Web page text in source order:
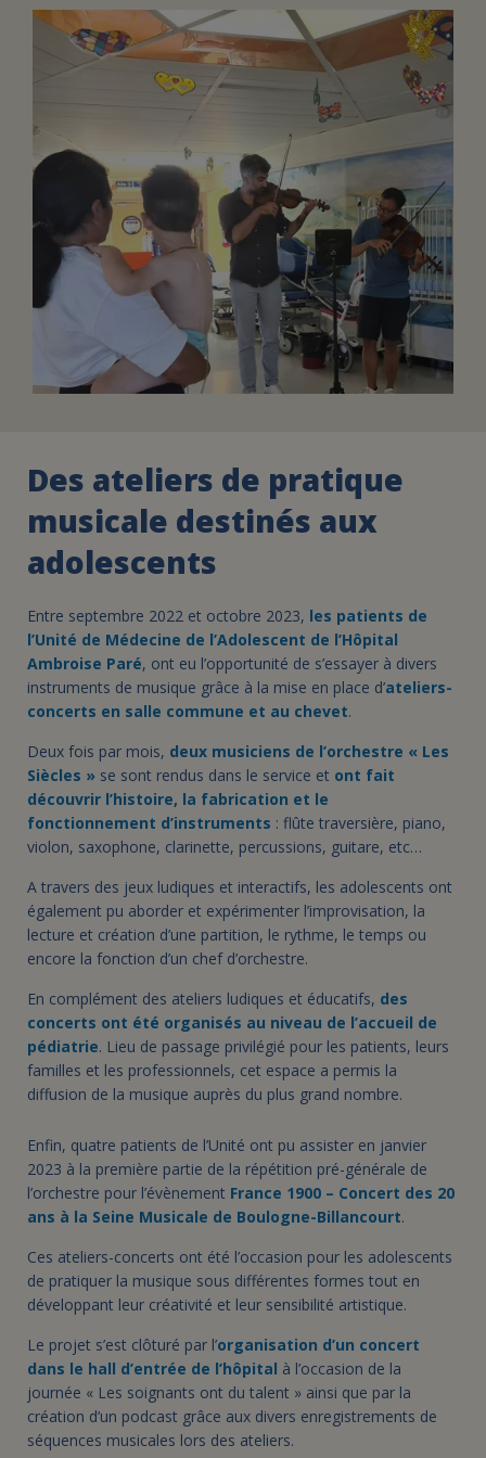
FAIRE UN DON
ASSURANCE VIE/LEGS
ESPACE PRESSE
JE DEVIENS
BÉNÉVOLE
DEVENIR
UN PETIT PRINCE
Des ateliers de pratique
musicale destinés aux
adolescents
Entre septembre 2022 et octobre 2023, les patients de
l’Unité de Médecine de l’Adolescent de l’Hôpital
Ambroise Paré, ont eu l’opportunité de s’essayer à divers
instruments de musique grâce à la mise en place d’ateliers-
concerts en salle commune et au chevet.
Deux fois par mois, deux musiciens de l’orchestre « Les
Siècles » se sont rendus dans le service et ont fait
découvrir l’histoire, la fabrication et le
fonctionnement d’instruments : flûte traversière, piano,
violon, saxophone, clarinette, percussions, guitare, etc…
A travers des jeux ludiques et interactifs, les adolescents ont
également pu aborder et expérimenter l’improvisation, la
lecture et création d’une partition, le rythme, le temps ou
encore la fonction d’un chef d’orchestre.
En complément des ateliers ludiques et éducatifs, des
concerts ont été organisés au niveau de l’accueil de
pédiatrie. Lieu de passage privilégié pour les patients, leurs
familles et les professionnels, cet espace a permis la
diffusion de la musique auprès du plus grand nombre.
Enfin, quatre patients de l’Unité ont pu assister en janvier
2023 à la première partie de la répétition pré-générale de
l’orchestre pour l’évènement France 1900 – Concert des 20
ans à la Seine Musicale de Boulogne-Billancourt.
Ces ateliers-concerts ont été l’occasion pour les adolescents
de pratiquer la musique sous différentes formes tout en
développant leur créativité et leur sensibilité artistique.
Le projet s’est clôturé par l’organisation d’un concert
dans le hall d’entrée de l’hôpital à l’occasion de la
journée « Les soignants ont du talent » ainsi que par la
création d’un podcast grâce aux divers enregistrements de
séquences musicales lors des ateliers.